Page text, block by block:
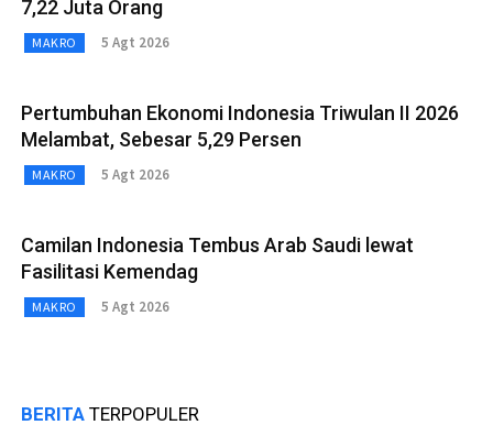
7,22 Juta Orang
MAKRO 5 Agt 2026
Pertumbuhan Ekonomi Indonesia Triwulan II 2026
Melambat, Sebesar 5,29 Persen
MAKRO 5 Agt 2026
Camilan Indonesia Tembus Arab Saudi lewat
Fasilitasi Kemendag
MAKRO 5 Agt 2026
BERITA TERPOPULER